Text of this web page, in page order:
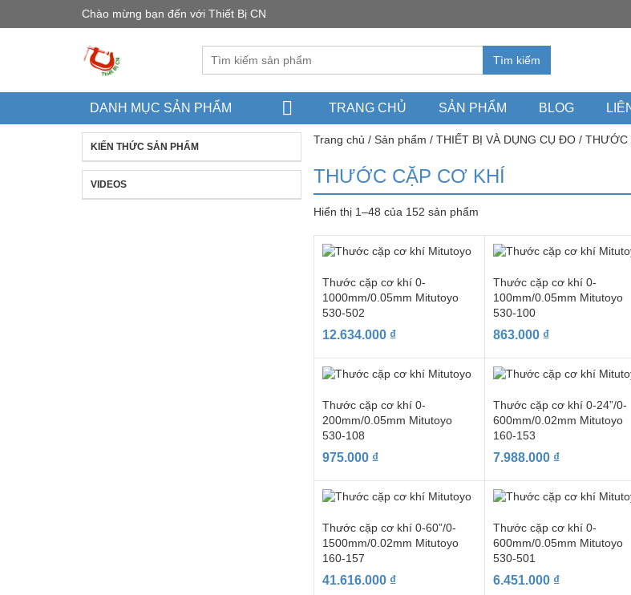
Chào mừng bạn đến với Thiết Bị CN
Tìm kiếm
DANH MỤC SẢN PHẨM TRANG CHỦ SẢN PHẨM BLOG
Trang chủ / Sản phẩm / THIẾT BỊ VÀ DỤNG CỤ ĐO/ THƯỚC
THƯỚC CẶP CƠ KHÍ
Hiển thị 1–48 của 152 sản phẩm
Thước cặp cơ khí 0-
1000mm/0.05mm Mitutoyo
530-502
12.634.000 ₫
Thước cặp cơ khí 0-
100mm/0.05mm Mitutoyo
530-100
863.000 ₫
Thước cặp cơ khí 0-
200mm/0.05mm Mitutoyo
530-108
975.000 ₫
Thước cặp cơ khí 0-24”/0-
600mm/0.02mm Mitutoyo
160-153
7.988.000 ₫
Thước cặp cơ khí 0-60”/0-
1500mm/0.02mm Mitutoyo
160-157
41.616.000 ₫
Thước cặp cơ khí 0-
600mm/0.05mm Mitutoyo
530-501
6.451.000 ₫
KIẾN THỨC SẢN PHẨM
VIDEOS